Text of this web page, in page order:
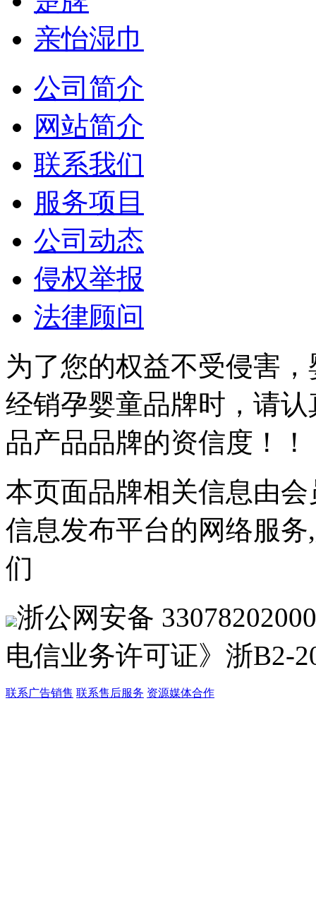
亲怡湿巾
公司简介
网站简介
联系我们
服务项目
公司动态
侵权举报
法律顾问
为了您的权益不受侵害
经销孕婴童品牌时，请
品产品品牌的资信度！！
本页面品牌相关信息由
信息发布平台的网络服
们
浙公网安备
电信业务许可证》浙B2-
联系广告销售 联系售后服务 资源媒体合作